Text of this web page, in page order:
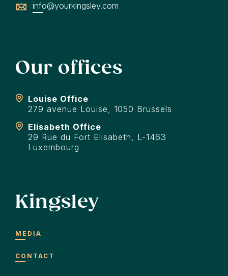
info@yourkingsley.com
Our offices
Louise Office
279 avenue Louise, 1050 Brussels
Elisabeth Office
29 Rue du Fort Elisabeth, L-1463
Luxembourg
Kingsley
MEDIA
CONTACT